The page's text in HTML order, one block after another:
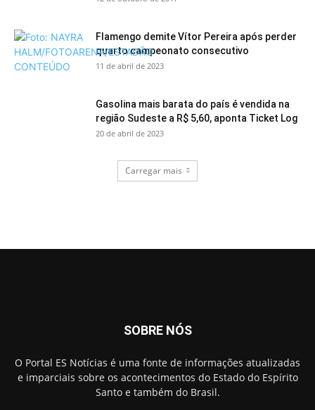
Flamengo demite Vítor Pereira após perder
quarto campeonato consecutivo
11 de abril de 2023
Gasolina mais barata do país é vendida na
região Sudeste a R$ 5,60, aponta Ticket Log
20 de abril de 2023
Carregar mais
SOBRE NÓS
O Portal ES Notícias é uma fonte de informações atualizadas
e imparciais sobre os acontecimentos do Estado do Espírito
Santo e também do Brasil.